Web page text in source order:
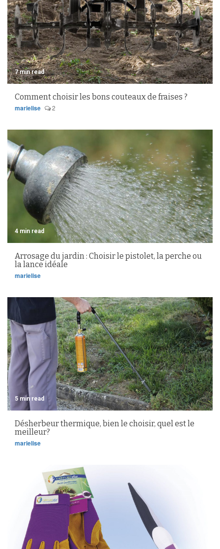
7 min read
Comment choisir les bons couteaux de fraises ?
marielise 2
4 min read
Arrosage du jardin : Choisir le pistolet, la perche ou
la lance idéale
marielise
5 min read
Désherbeur thermique, bien le choisir, quel est le
meilleur?
marielise